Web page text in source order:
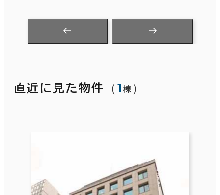
直近に見た物件 （1 棟 ）